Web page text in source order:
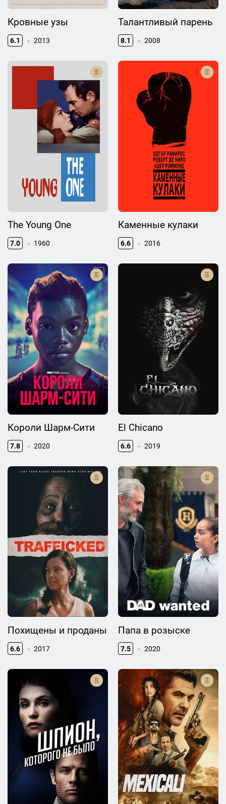
Кровные узы
6.1 2013
Талантливый парень
8.1 2008
The Young One
7.0 1960
Каменные кулаки
6.6 2016
Короли Шарм-Сити
7.8 2020
El Chicano
6.6 2019
Похищены и проданы
6.6 2017
Папа в розыске
7.5 2020